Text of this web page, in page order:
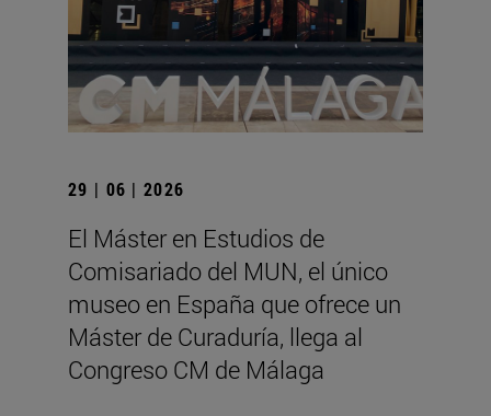
29 | 06 | 2026
El Máster en Estudios de
Comisariado del MUN, el único
museo en España que ofrece un
Máster de Curaduría, llega al
Congreso CM de Málaga